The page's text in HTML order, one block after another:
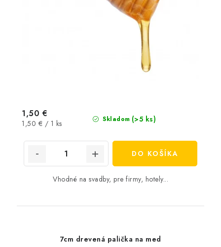
Skladom (>5 ks)
1,50 €
Jednotková
1,50 € / 1 ks
DO KOŠÍKA
Vhodné na svadby, pre firmy, hotely...
7cm drevená palička na med